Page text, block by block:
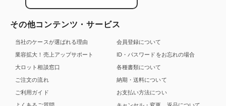
その他コンテンツ・サービス
当社のケースが選ばれる理由
業容拡大！売上アップサポート
大ロット相談窓口
ご注文の流れ
ご利用ガイド
よくあるご質問
会員登録について
ID・パスワードをお忘れの場合
各種書類について
納期・送料について
お支払い方法につい
キャンセル・変更、返品について